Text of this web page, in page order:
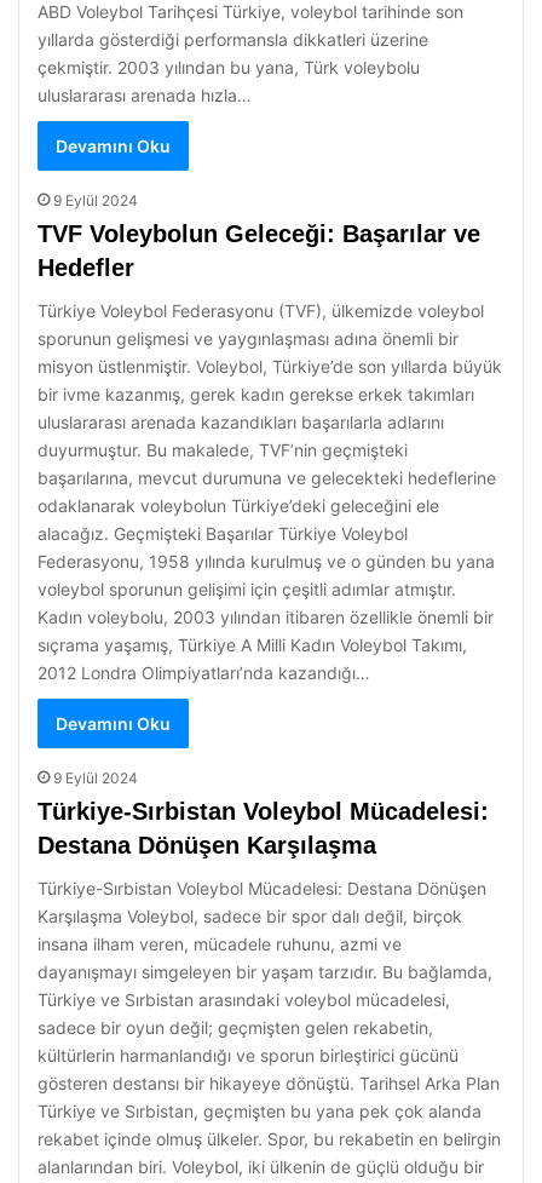
ABD Voleybol Tarihçesi Türkiye, voleybol tarihinde son
yıllarda gösterdiği performansla dikkatleri üzerine
çekmiştir. 2003 yılından bu yana, Türk voleybolu
uluslararası arenada hızla…
Devamını Oku
9 Eylül 2024
TVF Voleybolun Geleceği: Başarılar ve
Hedefler
Türkiye Voleybol Federasyonu (TVF), ülkemizde voleybol
sporunun gelişmesi ve yaygınlaşması adına önemli bir
misyon üstlenmiştir. Voleybol, Türkiye’de son yıllarda büyük
bir ivme kazanmış, gerek kadın gerekse erkek takımları
uluslararası arenada kazandıkları başarılarla adlarını
duyurmuştur. Bu makalede, TVF’nin geçmişteki
başarılarına, mevcut durumuna ve gelecekteki hedeflerine
odaklanarak voleybolun Türkiye’deki geleceğini ele
alacağız. Geçmişteki Başarılar Türkiye Voleybol
Federasyonu, 1958 yılında kurulmuş ve o günden bu yana
voleybol sporunun gelişimi için çeşitli adımlar atmıştır.
Kadın voleybolu, 2003 yılından itibaren özellikle önemli bir
sıçrama yaşamış, Türkiye A Milli Kadın Voleybol Takımı,
2012 Londra Olimpiyatları’nda kazandığı…
Devamını Oku
9 Eylül 2024
Türkiye-Sırbistan Voleybol Mücadelesi:
Destana Dönüşen Karşılaşma
Türkiye-Sırbistan Voleybol Mücadelesi: Destana Dönüşen
Karşılaşma Voleybol, sadece bir spor dalı değil, birçok
insana ilham veren, mücadele ruhunu, azmi ve
dayanışmayı simgeleyen bir yaşam tarzıdır. Bu bağlamda,
Türkiye ve Sırbistan arasındaki voleybol mücadelesi,
sadece bir oyun değil; geçmişten gelen rekabetin,
kültürlerin harmanlandığı ve sporun birleştirici gücünü
gösteren destansı bir hikayeye dönüştü. Tarihsel Arka Plan
Türkiye ve Sırbistan, geçmişten bu yana pek çok alanda
rekabet içinde olmuş ülkeler. Spor, bu rekabetin en belirgin
alanlarından biri. Voleybol, iki ülkenin de güçlü olduğu bir